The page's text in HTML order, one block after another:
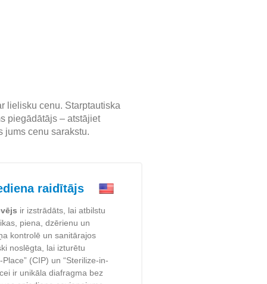
lielisku cenu. Starptautiska
piegādātājs – atstājiet
jums cenu sarakstu.
raidītājs
ir izstrādāts, lai atbilstu
piena, dzērienu un
kontrolē un sanitārajos
noslēgta, lai izturētu
(CIP) un “Sterilize-in-
ir unikāla diafragma bez